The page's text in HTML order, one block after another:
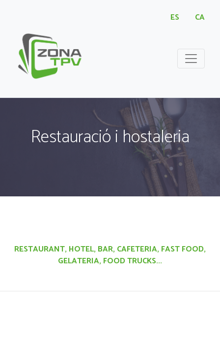
ES CA
Restauració i hostaleria
RESTAURANT, HOTEL, BAR, CAFETERIA, FAST FOOD,
GELATERIA, FOOD TRUCKS...